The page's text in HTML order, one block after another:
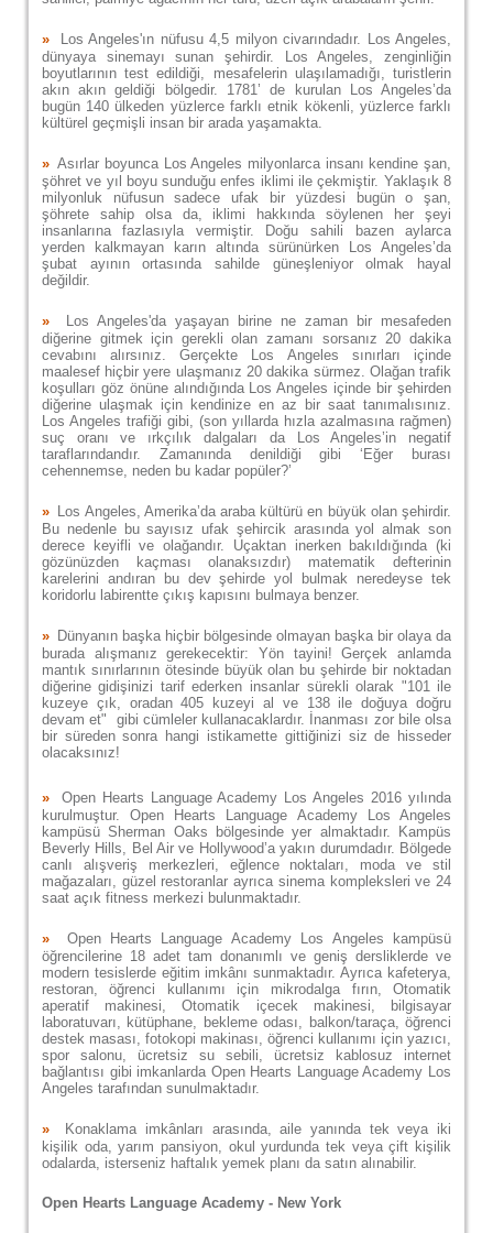
»
Los Angeles'ın nüfusu 4,5 milyon civarındadır. Los Angeles,
dünyaya sinemayı sunan şehirdir. Los Angeles, zenginliğin
boyutlarının test edildiği, mesafelerin ulaşılamadığı, turistlerin
akın akın geldiği bölgedir. 1781’ de kurulan Los Angeles’da
bugün 140 ülkeden yüzlerce farklı etnik kökenli, yüzlerce farklı
kültürel geçmişli insan bir arada yaşamakta.
» Asırlar boyunca Los Angeles milyonlarca insanı kendine şan,
şöhret ve yıl boyu sunduğu enfes iklimi ile çekmiştir. Yaklaşık 8
milyonluk nüfusun sadece ufak bir yüzdesi bugün o şan,
şöhrete sahip olsa da, iklimi hakkında söylenen her şeyi
insanlarına fazlasıyla vermiştir. Doğu sahili bazen aylarca
yerden kalkmayan karın altında sürünürken Los Angeles’da
şubat ayının ortasında sahilde güneşleniyor olmak hayal
değildir.
»
Los Angeles'da yaşayan birine ne zaman bir mesafeden
diğerine gitmek için gerekli olan zamanı sorsanız 20 dakika
cevabını alırsınız. Gerçekte Los Angeles sınırları içinde
maalesef hiçbir yere ulaşmanız 20 dakika sürmez. Olağan trafik
koşulları göz önüne alındığında Los Angeles içinde bir şehirden
diğerine ulaşmak için kendinize en az bir saat tanımalısınız.
Los Angeles trafiği gibi, (son yıllarda hızla azalmasına rağmen)
suç oranı ve ırkçılık dalgaları da Los Angeles’in negatif
taraflarındandır. Zamanında denildiği gibi ‘Eğer burası
cehennemse, neden bu kadar popüler?’
»
Los Angeles, Amerika’da araba kültürü en büyük olan şehirdir.
Bu nedenle bu sayısız ufak şehircik arasında yol almak son
derece keyifli ve olağandır. Uçaktan inerken bakıldığında (ki
gözünüzden kaçması olanaksızdır) matematik defterinin
karelerini andıran bu dev şehirde yol bulmak neredeyse tek
koridorlu labirentte çıkış kapısını bulmaya benzer.
»
Dünyanın başka hiçbir bölgesinde olmayan başka bir olaya da
burada alışmanız gerekecektir: Yön tayini! Gerçek anlamda
mantık sınırlarının ötesinde büyük olan bu şehirde bir noktadan
diğerine gidişinizi tarif ederken insanlar sürekli olarak "101 ile
kuzeye çık, oradan 405 kuzeyi al ve 138 ile doğuya doğru
devam et" gibi cümleler kullanacaklardır. İnanması zor bile olsa
bir süreden sonra hangi istikamette gittiğinizi siz de hisseder
olacaksınız!
»
Open Hearts Language Academy Los Angeles 2016 yılında
kurulmuştur. Open Hearts Language Academy Los Angeles
kampüsü Sherman Oaks bölgesinde yer almaktadır. Kampüs
Beverly Hills, Bel Air ve Hollywood’a yakın durumdadır. Bölgede
canlı alışveriş merkezleri, eğlence noktaları, moda ve stil
mağazaları, güzel restoranlar ayrıca sinema kompleksleri ve 24
saat açık fitness merkezi bulunmaktadır.
»
Open Hearts Language Academy Los Angeles kampüsü
öğrencilerine 18 adet tam donanımlı ve geniş dersliklerde ve
modern tesislerde eğitim imkânı sunmaktadır. Ayrıca kafeterya,
restoran, öğrenci kullanımı için mikrodalga fırın, Otomatik
aperatif makinesi, Otomatik içecek makinesi, bilgisayar
laboratuvarı, kütüphane, bekleme odası, balkon/taraça, öğrenci
destek masası, fotokopi makinası, öğrenci kullanımı için yazıcı,
spor salonu, ücretsiz su sebili, ücretsiz kablosuz internet
bağlantısı gibi imkanlarda Open Hearts Language Academy Los
Angeles tarafından sunulmaktadır.
»
Konaklama imkânları arasında, aile yanında tek veya iki
kişilik oda, yarım pansiyon, okul yurdunda tek veya çift kişilik
odalarda, isterseniz haftalık yemek planı da satın alınabilir.
Open Hearts Language Academy - New York